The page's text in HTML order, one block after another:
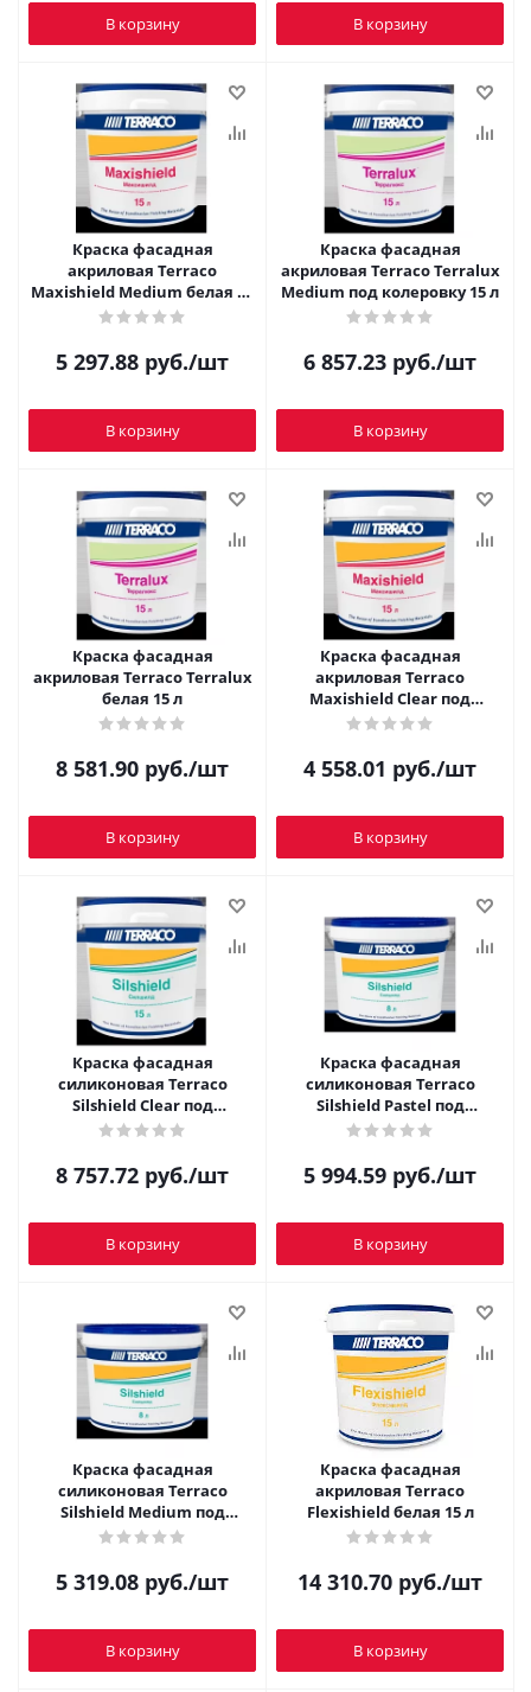
В корзину В корзину
Краска фасадная
акриловая Terraco
Maxishield Medium белая 15
л
5 297.88 руб./шт
В корзину
Краска фасадная
акриловая Terraco Terralux
Medium под колеровку 15 л
6 857.23 руб./шт
В корзину
Краска фасадная
акриловая Terraco Terralux
белая 15 л
8 581.90 руб./шт
В корзину
Краска фасадная
акриловая Terraco
Maxishield Clear под
колеровку 15 л
4 558.01 руб./шт
В корзину
Краска фасадная
силиконовая Terraco
Silshield Clear под
колеровку 15 л
8 757.72 руб./шт
В корзину
Краска фасадная
силиконовая Terraco
Silshield Pastel под
колеровку 8 л
5 994.59 руб./шт
В корзину
Краска фасадная
силиконовая Terraco
Silshield Medium под
колеровку 8 л
5 319.08 руб./шт
В корзину
Краска фасадная
акриловая Terraco
Flexishield белая 15 л
14 310.70 руб./шт
В корзину